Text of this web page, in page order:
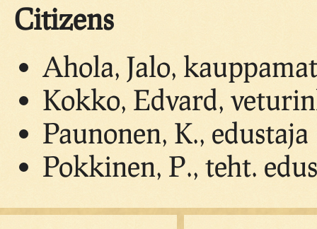
Citizens
Ahola, Jalo,
Kokko, Edvard,
Paunonen, K., edustaja
Pokkinen, P., teht.